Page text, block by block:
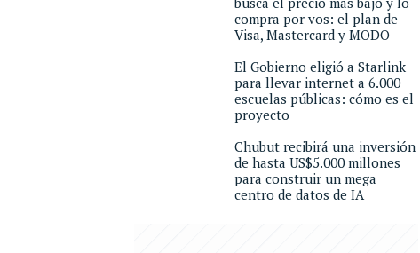
compra por vos: el plan de
Visa, Mastercard y MODO
El Gobierno eligió a Starlink
para llevar internet a 6.000
escuelas públicas: cómo es el
proyecto
Chubut recibirá una inversión
de hasta US$5.000 millones
para construir un mega
centro de datos de IA